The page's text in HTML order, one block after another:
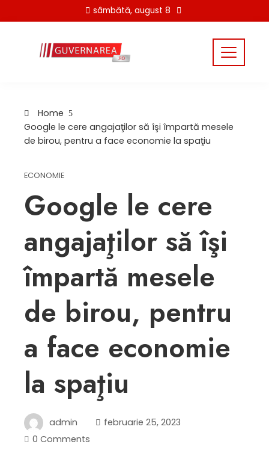
to
sâmbătă, august 8
Home
Google le cere angajaţilor să îşi împartă mesele
de birou, pentru a face economie la spaţiu
ECONOMIE
Google le cere
angajaţilor să îşi
împartă mesele
de birou, pentru
a face economie
la spaţiu
admin
februarie 25, 2023
0 Comments